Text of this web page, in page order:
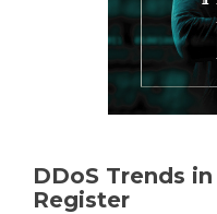
DDoS Trends
Register